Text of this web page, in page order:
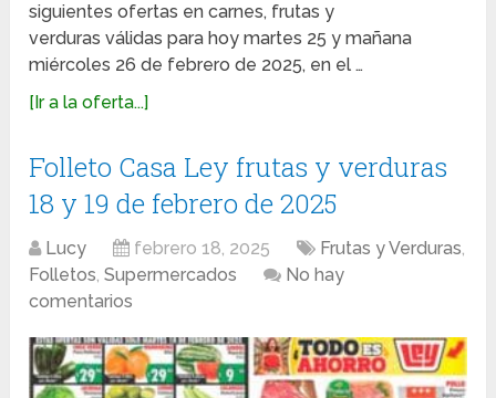
siguientes ofertas en carnes, frutas y
verduras válidas para hoy martes 25 y mañana
miércoles 26 de febrero de 2025, en el …
[Ir a la oferta...]
Folleto Casa Ley frutas y verduras
18 y 19 de febrero de 2025
Lucy febrero 18, 2025 Frutas y Verduras,
Folletos,Supermercados
No hay
comentarios